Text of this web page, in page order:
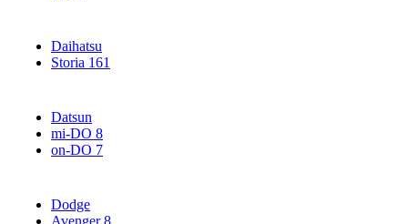
Daihatsu
Storia 161
Datsun
mi-DO 8
on-DO 7
Dodge
Avenger8